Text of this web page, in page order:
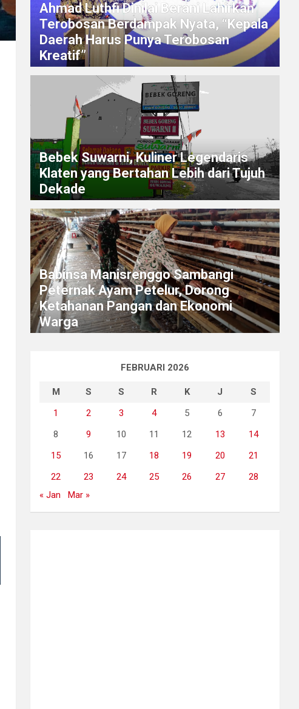
Ahmad Luthfi Dinilai Berani Lahirkan
Terobosan Berdampak Nyata, “Kepala
Daerah Harus Punya Terobosan
Kreatif”
Bebek Suwarni, Kuliner Legendaris
Klaten yang Bertahan Lebih dari Tujuh
Dekade
Babinsa Manisrenggo Sambangi
Peternak Ayam Petelur, Dorong
Ketahanan Pangan dan Ekonomi
Warga
FEBRUARI 2026
M S S R K J
S
1
2 3 4 5 6
7
8
9 10 11 12 13
14
15
16 17 18 19 20
21
22
23 24 25 26 27
28
« Jan
Mar »